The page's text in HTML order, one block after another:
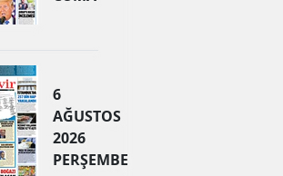
6
AĞUSTOS
2026
PERŞEMBE